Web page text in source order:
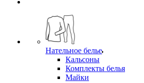
Нательное белье
Кальсоны
Комплекты белья
Майки